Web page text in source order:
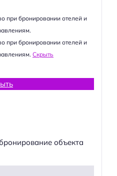
при бронировании отелей и
при бронировании отелей и
Скрыть
объекта